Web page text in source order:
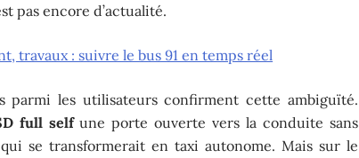
pas encore d’actualité.
travaux : suivre le bus 91 en temps réel
parmi les utilisateurs confirment cette ambiguïté.
full selfune porte ouverte vers la conduite sans
se transformerait en taxi autonome. Mais sur le